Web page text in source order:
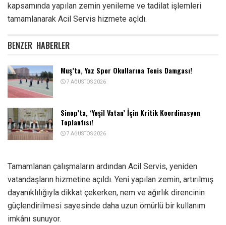
kapsamında yapılan zemin yenileme ve tadilat işlemleri
tamamlanarak Acil Servis hizmete açldı.
BENZER HABERLER
Muş’ta, Yaz Spor Okullarına Tenis Damgası!
7 AĞUSTOS 2026
Sinop’ta, ‘Yeşil Vatan’ İçin Kritik Koordinasyon
Toplantısı!
7 AĞUSTOS 2026
Tamamlanan çalışmaların ardından Acil Servis, yeniden
vatandaşların hizmetine açıldı. Yeni yapılan zemin, artırılmış
dayanıklılığıyla dikkat çekerken, nem ve ağırlık direncinin
güçlendirilmesi sayesinde daha uzun ömürlü bir kullanım
imkânı sunuyor.